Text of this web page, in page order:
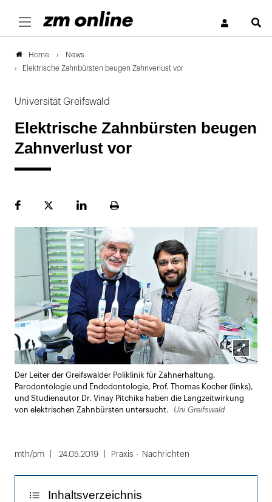
Home
News
Elektrische Zahnbürsten beugen Zahnverlust vor
Universität Greifswald
Elektrische Zahnbürsten beugen
Zahnverlust vor
FacebookPlattformLinekdInSeite
Lightbox
Der Leiter der Greifswalder Poliklinik für Zahnerhaltung,
Parodontologie und Endodontologie, Prof. Thomas Kocher (links),
und Studienautor Dr. Vinay Pitchika haben die Langzeitwirkung
von elektrischen Zahnbürsten untersucht.
Uni Greifswald
mth/pm 24.05.2019 Praxis Nachrichten
Inhaltsverzeichnis